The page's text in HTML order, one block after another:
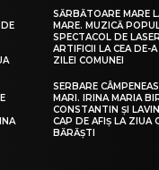
SĂRBĂTOARE MARE
MARE. MUZICĂ
SPECTACOL DE
ARTIFICII LA CEA DE-
ZILEI COMUNEI
SERBARE
MARI. IRINA MARIA
CONSTANTIN ȘI
CAP DE AFIȘ LA ZIUA
BĂRĂȘTI